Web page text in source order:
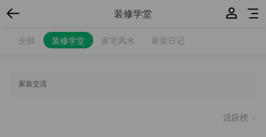
装修学堂
全部 装修学堂 家宅风水 家装日记
家装交流
活跃榜